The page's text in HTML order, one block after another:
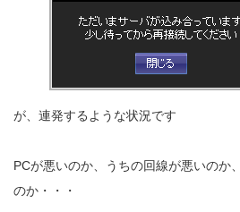
が、連発するような状況です
PCが悪いのか、うちの回線が悪いのか
のか・・・